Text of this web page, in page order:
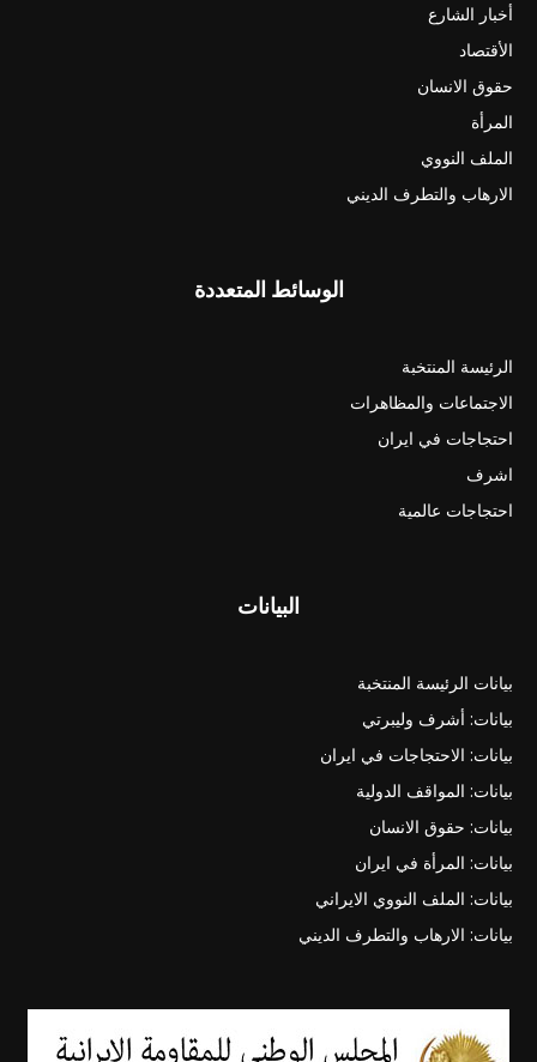
أخبار الشارع
الأقتصاد
حقوق الانسان
المرأة
الملف النووي
الارهاب والتطرف الديني
الوسائط المتعددة
الرئيسة المنتخبة
الاجتماعات والمظاهرات
احتجاجات في ايران
اشرف
احتجاجات عالمية
البيانات
بيانات الرئيسة المنتخبة
بيانات: أشرف وليبرتي
بيانات: الاحتجاجات في ايران
بيانات: المواقف الدولية
بيانات: حقوق الانسان
بيانات: المرأة في ايران
بيانات: الملف النووي الايراني
بيانات: الارهاب والتطرف الديني